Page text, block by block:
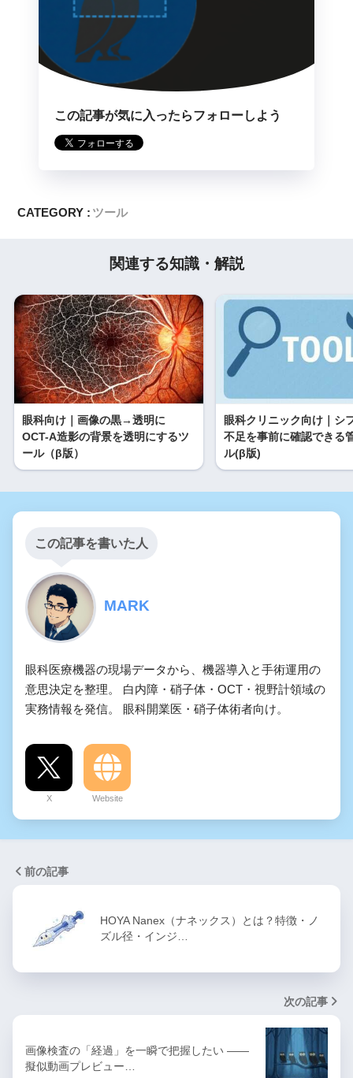
この記事が気に入ったらフォローしよう
CATEGORY : ツール
関連する知識・解説
眼科向け｜画像の黒→透明に
OCT-A造影の背景を透明にするツ
ール（β版）
眼科クリニック向け｜シ
不足を事前に確認できる
ル(β版)
この記事を書いた人
MARK
眼科医療機器の現場データから、機器導入と手術運用の
意思決定を整理。 白内障・硝子体・OCT・視野計領域の
実務情報を発信。 眼科開業医・硝子体術者向け。
X Website
前の記事
HOYA Nanex（ナネックス）とは？特徴・ノ
ズル径・インジ…
次の記事
画像検査の「経過」を一瞬で把握したい ——
擬似動画プレビュー…